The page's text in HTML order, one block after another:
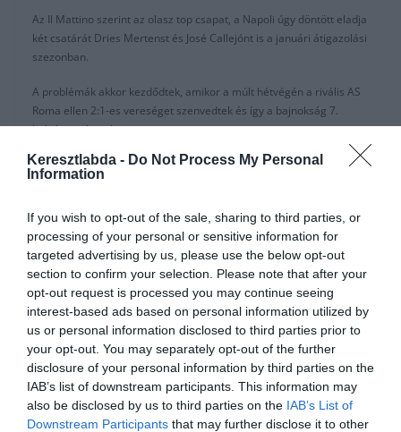
Keresztlabda - Do Not Process My Personal
Information
If you wish to opt-out of the sale, sharing to third parties, or
processing of your personal or sensitive information for
targeted advertising by us, please use the below opt-out
section to confirm your selection. Please note that after your
opt-out request is processed you may continue seeing
interest-based ads based on personal information utilized by
us or personal information disclosed to third parties prior to
your opt-out. You may separately opt-out of the further
disclosure of your personal information by third parties on the
IAB’s list of downstream participants. This information may
also be disclosed by us to third parties on the IAB’s List of
Downstream Participants that may further disclose it to other
Az Il Mattino szerint az olasz top csapat, a Napoli úgy döntött eladja
két csatárát Dries Mertenst és José Callejónt is a januári átigazolási
szezonban.
A problémák akkor kezdődtek, amikor a múlt hétvégén a rivális AS
Roma ellen 2:1-es vereséget szenvedtek és így a bajnokság 7.
helyére csúsztak vissza.
Az eredmény miatt a Napoli elnöke, Aurelio De Laurentiis
edzőtáborba küldte a csapatot a következő Serie A meccs
A játékosok ennek nem voltak hajlandók eleget tenni az
utasításnak, és a keddi Salzburg elleni 1:1-es Bajnokok Ligája
döntetlen után inkább hazamentek.
A legfrissebb hírek szerint De Laurentiis úgy döntött, hogy eladja
azokat a játékosokat, akik ellene hangolják az öltözőt.
Így Mertens és Callejón is új csapatot kereshet magának a télen,
valószínűleg túl sokat nem kaphat értük a csapat, mert mindkét
játékos szerződése utolsó évében jár és a nyáron akár ingyen is
távozhatnak.